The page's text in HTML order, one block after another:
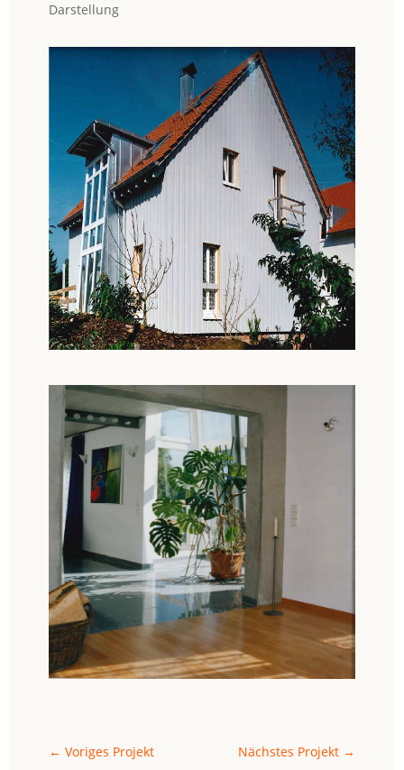
Darstellung
← Voriges Projekt Nächstes Projekt →